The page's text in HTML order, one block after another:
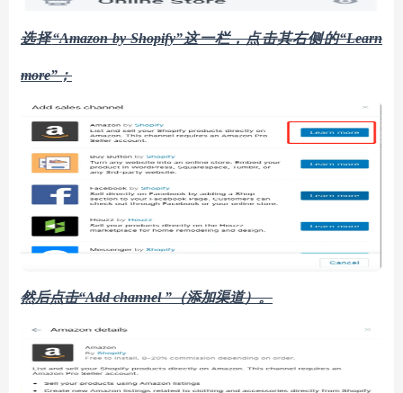
选择“Amazon by Shopify”这一栏，点击其右侧的“Learn
more”；
然后点击“Add channel ”（添加渠道）。